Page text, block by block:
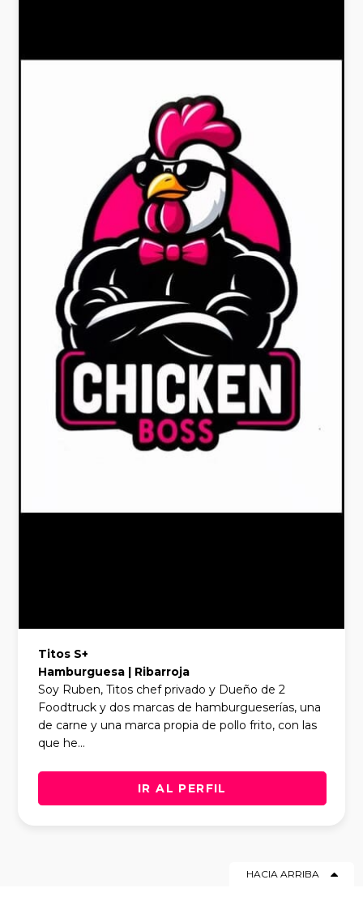
Titos S+
Hamburguesa | Ribarroja
Soy Ruben, Titos chef privado y Dueño de 2
Foodtruck y dos marcas de hamburgueserías, una
de carne y una marca propia de pollo frito, con las
que he...
IR AL PERFIL
HACIA ARRIBA